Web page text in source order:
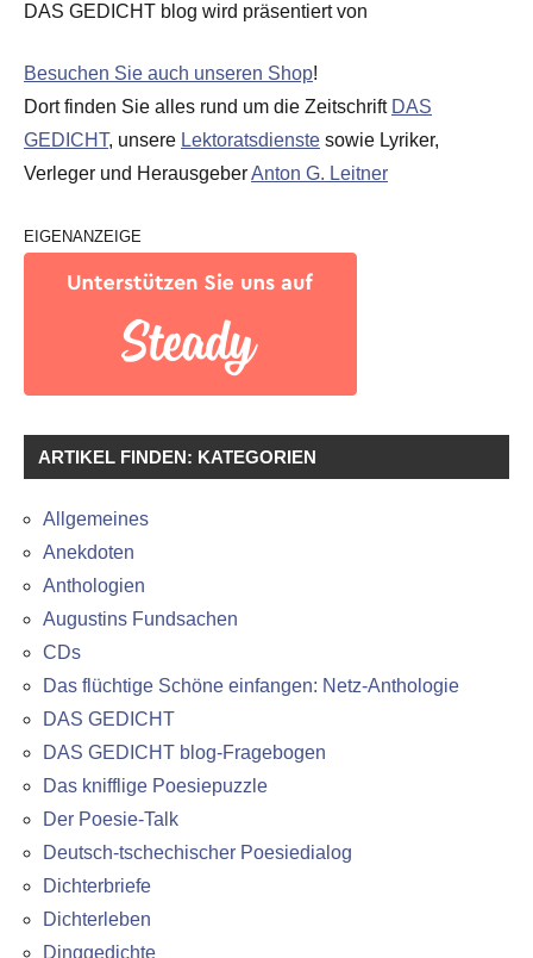
DAS GEDICHT blog wird präsentiert von
Besuchen Sie auch unseren Shop!
Dort finden Sie alles rund um die Zeitschrift DAS
GEDICHT, unsere Lektoratsdienste sowie Lyriker,
Verleger und HerausgeberAnton G. Leitner
EIGENANZEIGE
ARTIKEL FINDEN: KATEGORIEN
Allgemeines
Anekdoten
Anthologien
Augustins Fundsachen
CDs
Das flüchtige Schöne einfangen: Netz-Anthologie
DAS GEDICHT
DAS GEDICHT blog-Fragebogen
Das knifflige Poesiepuzzle
Der Poesie-Talk
Deutsch-tschechischer Poesiedialog
Dichterbriefe
Dichterleben
Dinggedichte